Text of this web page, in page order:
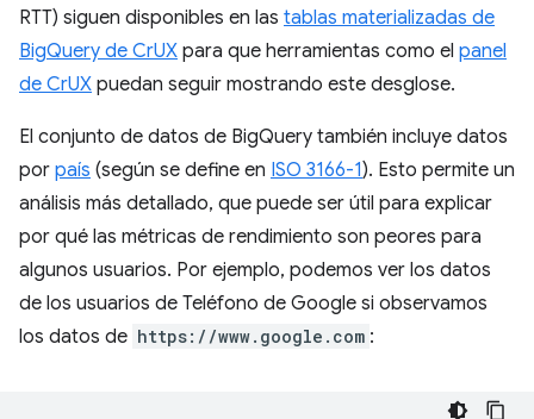
RTT) siguen disponibles en las tablas materializadas de
BigQuery de CrUX para que herramientas como el panel
de CrUX puedan seguir mostrando este desglose.
El conjunto de datos de BigQuery también incluye datos
por país (según se define en ISO 3166-1). Esto permite un
análisis más detallado, que puede ser útil para explicar
por qué las métricas de rendimiento son peores para
algunos usuarios. Por ejemplo, podemos ver los datos
de los usuarios de Teléfono de Google si observamos
los datos de https://www.google.com :